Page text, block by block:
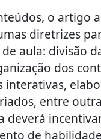
o artigo
diretrizes
aula: divisão
dos
interativas,
entre
deverá
de